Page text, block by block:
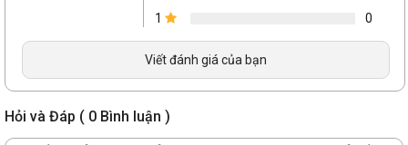
1
0
Viết đánh giá của bạn
Hỏi và Đáp ( 0 Bình luận )